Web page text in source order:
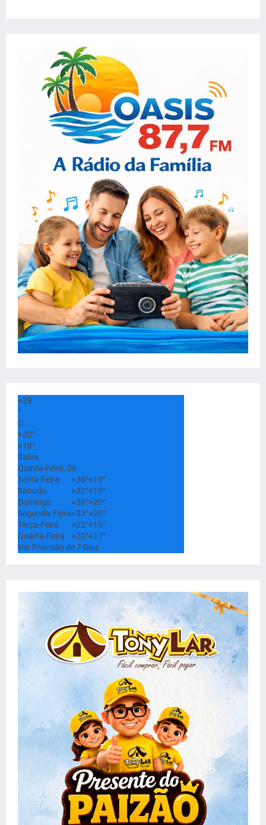
+29
°
C
+32°
+18°
Italva
Quinta-Feira, 06
Sexta-Feira
+36°+19°
Sábado
+32°+19°
Domingo
+38°+20°
Segunda-Feira+33°+20°
Terça-Feira
+22°+19°
Quarta-Feira
+20°+17°
Ver Previsão de 7 Dias